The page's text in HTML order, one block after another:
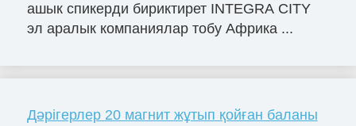
ашык спикерди бириктирет INTEGRA CITY
эл аралык компаниялар тобу Африка ...
Дәрігерлер 20 магнит жұтып қойған баланы